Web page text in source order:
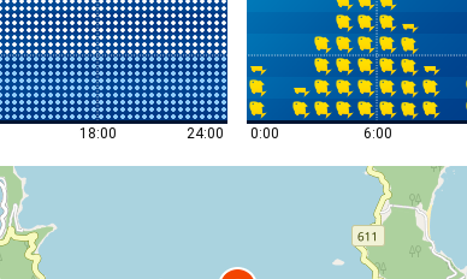
18:00 24:00 0:00 6:00